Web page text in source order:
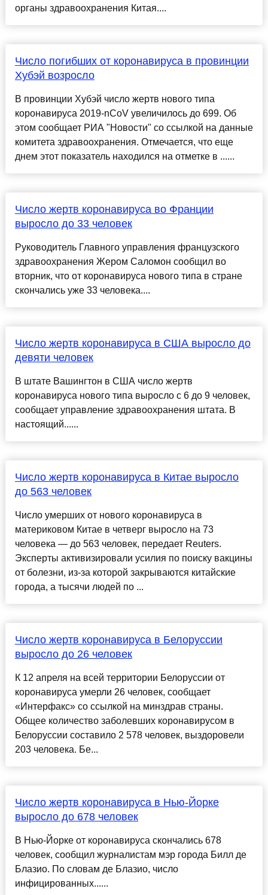
органы здравоохранения Китая....
Число погибших от коронавируса в провинции
Хубэй возросло
В провинции Хубэй число жертв нового типа
коронавируса 2019-nCoV увеличилось до 699. Об
этом сообщает РИА "Новости" со ссылкой на данные
комитета здравоохранения. Отмечается, что еще
днем этот показатель находился на отметке в ......
Число жертв коронавируса во Франции
выросло до 33 человек
Руководитель Главного управления французского
здравоохранения Жером Саломон сообщил во
вторник, что от коронавируса нового типа в стране
скончались уже 33 человека....
Число жертв коронавируса в США выросло до
девяти человек
В штате Вашингтон в США число жертв
коронавируса нового типа выросло с 6 до 9 человек,
сообщает управление здравоохранения штата. В
настоящий......
Число жертв коронавируса в Китае выросло
до 563 человек
Число умерших от нового коронавируса в
материковом Китае в четверг выросло на 73
человека — до 563 человек, передает Reuters.
Эксперты активизировали усилия по поиску вакцины
от болезни, из-за которой закрываются китайские
города, а тысячи людей по ...
Число жертв коронавируса в Белоруссии
выросло до 26 человек
К 12 апреля на всей территории Белоруссии от
коронавируса умерли 26 человек, сообщает
«Интерфакс» со ссылкой на минздрав страны.
Общее количество заболевших коронавирусом в
Белоруссии составило 2 578 человек, выздоровели
203 человека. Бе...
Число жертв коронавируса в Нью-Йорке
выросло до 678 человек
В Нью-Йорке от коронавируса скончались 678
человек, сообщил журналистам мэр города Билл де
Блазио. По словам де Блазио, число
инфицированных......